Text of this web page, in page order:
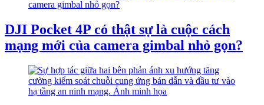
DJI Pocket 4P có thật sự là cuộc cách
mạng mới của camera gimbal nhỏ gọn?